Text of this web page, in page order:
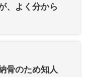
、よく分から
骨のため知人